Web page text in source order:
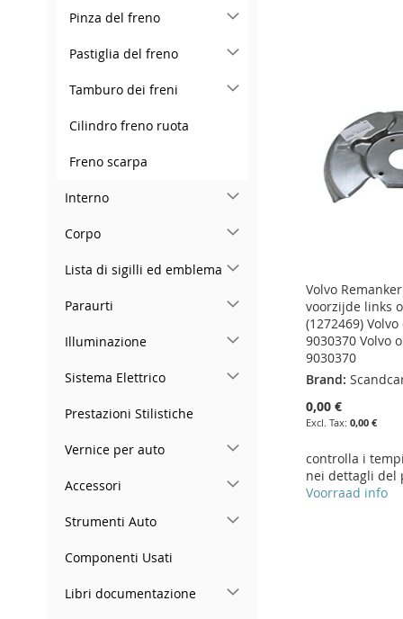
Add to Cart
LIST
COMPARE
Add to Cart
LIST
COMPARE
ADD
TO
WISH
LIST
ADD
TO
COMPARE
ADD
TO
WISH
LIST
ADD
TO
COMPARE
Volvo
voorzijde links
(1272469)
9030370 Volvo
9030370
Brand:
0,00 €
0,00 €
controlla i
nei dettagli del
Voorraad info
Add to Cart
ADD
TO
ADD
Add to Cart
ADD
TO
WISH
ADD
TO
Add to Cart
ADD
TO
WISH
ADD
TO
Add to Cart
ADD
TO
WISH
ADD
TO
Pinza del freno
Pastiglia del freno
Tamburo dei freni
Cilindro freno ruota
Freno scarpa
Interno
Corpo
Lista di sigilli ed emblema
Paraurti
Illuminazione
Sistema Elettrico
Prestazioni Stilistiche
Vernice per auto
Accessori
Strumenti Auto
Componenti Usati
Libri documentazione